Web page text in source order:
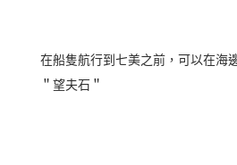
在船隻航行到七美之前，可以在海
＂望夫石＂